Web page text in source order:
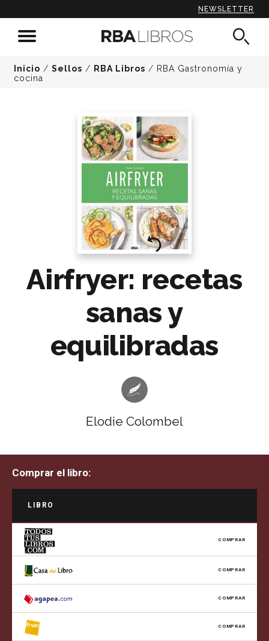
NEWSLETTER
Inicio / Sellos / RBA Libros / RBA Gastronomía y
cocina
Airfryer: recetas
sanas y
equilibradas
Elodie Colombel
Comprar el libro:
LIBRO
COMPRAR
COMPRAR
COMPRAR
COMPRAR